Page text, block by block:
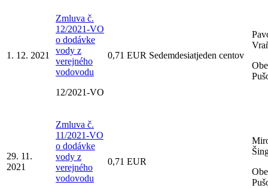
1. 12. 2021
Zmluva č.
12/2021-VO
o dodávke
vody z
verejného
vodovodu
12/2021-VO
0,71 EUR Sedemdesiatjeden centov
29. 11.
2021
Zmluva č.
11/2021-VO
o dodávke
vody z
verejného
vodovodu
0,71 EUR